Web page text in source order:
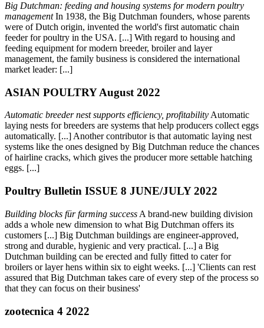
Big Dutchman: feeding and housing systems for modern poultry
managementIn 1938, the Big Dutchman founders, whose parents
were of Dutch origin, invented the world's first automatic chain
feeder for poultry in the USA. [...] With regard to housing and
feeding equipment for modern breeder, broiler and layer
management, the family business is considered the international
market leader: [...]
ASIAN POULTRY August 2022
Automatic breeder nest supports efficiency, profitabilityAutomatic
laying nests for breeders are systems that help producers collect eggs
automatically. [...] Another contributor is that automatic laying nest
systems like the ones designed by Big Dutchman reduce the chances
of hairline cracks, which gives the producer more settable hatching
eggs. [...]
Poultry Bulletin ISSUE 8 JUNE/JULY 2022
Building blocks für farming success A brand-new building division
adds a whole new dimension to what Big Dutchman offers its
customers [...] Big Dutchman buildings are engineer-approved,
strong and durable, hygienic and very practical. [...] a Big
Dutchman building can be erected and fully fitted to cater for
broilers or layer hens within six to eight weeks. [...] 'Clients can rest
assured that Big Dutchman takes care of every step of the process so
that they can focus on their business'
zootecnica 4 2022